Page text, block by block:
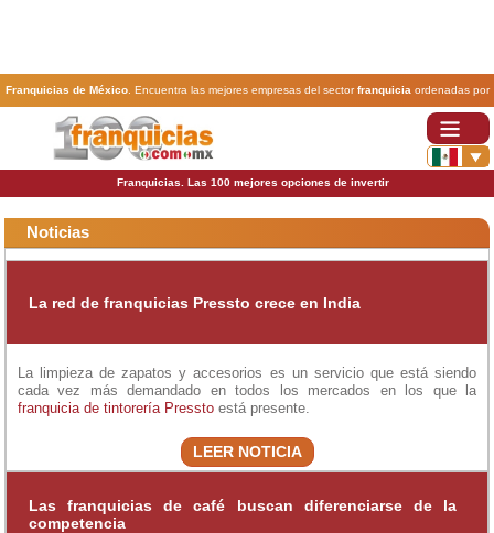
Franquicias de México. Encuentra las mejores empresas del sectorfranquicia ordenadas por
actividad. En www.100franquicias.com.mx encontrarás las más rentables, baratas y
Franquicias. Las 100 mejores opciones de invertir
Noticias
La red de franquicias Pressto crece en India
La limpieza de zapatos y accesorios es un servicio que está siendo
cada vez más demandado en todos los mercados en los que la
franquicia de tintorería Pressto está presente.
LEER NOTICIA
Las franquicias de café buscan diferenciarse de la
competencia